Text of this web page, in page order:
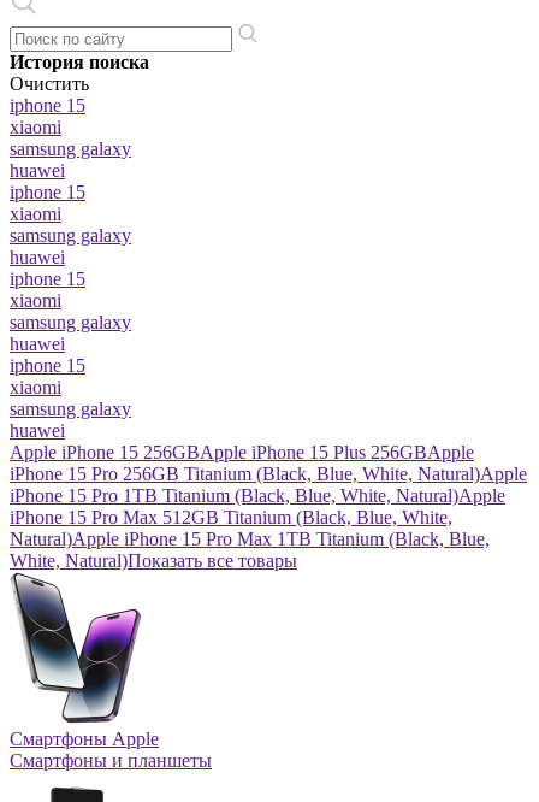
История поиска
Очистить
iphone 15
xiaomi
samsung galaxy
huawei
iphone 15
xiaomi
samsung galaxy
huawei
iphone 15
xiaomi
samsung galaxy
huawei
iphone 15
xiaomi
samsung galaxy
huawei
Apple iPhone 15 256GBApple iPhone 15 Plus 256GBApple
iPhone 15 Pro 256GB Titanium (Black, Blue, White, Natural)Apple
iPhone 15 Pro 1TB Titanium (Black, Blue, White, Natural)Apple
iPhone 15 Pro Max 512GB Titanium (Black, Blue, White,
Natural)Apple iPhone 15 Pro Max 1TB Titanium (Black, Blue,
White, Natural)Показать все товары
Смартфоны Apple
Смартфоны и планшеты